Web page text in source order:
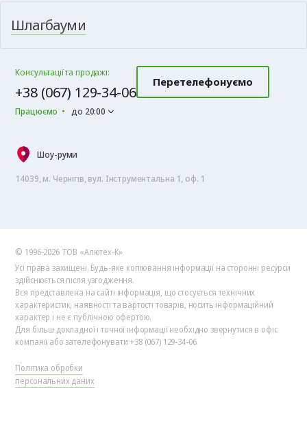
Шлагбауми
Консультації та продажі:
+38 (067) 129-34-06
Працюємо до 20:00
Перетелефонуємо
Шоу-руми
14039, м. Чернігів, вул. Інструментальна 1, оф. 1
© 1996-2026 ТОВ «Алютех‑К»
Усі права захищені. Будь-яке копіювання інформації на сторонні ресурси
здійснюється після узгодження.
Вся представлена на сайті інформація, що стосується технічних
характеристик, наявності та вартості товарів, носить інформаційний
характер і не є публічною офертою.
Для більш докладної і точної інформації необхідно звернутися в офіс
компанії або зателефонувати +38 (067) 129-34-06.
Політика обробки
персональних даних